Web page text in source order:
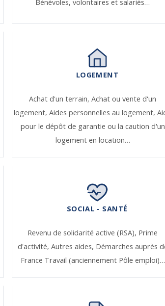
Bénévoles, volontaires et salariés…
LOGEMENT
Achat d'un terrain,Achat ou vente d'un
logement,Aides personnelles au logement,
pour le dépôt de garantie ou la caution d'un
logement en location…
SOCIAL - SANTÉ
Revenu de solidarité active (RSA), Prime
d'activité, Autres aides, Démarches auprès
France Travail (anciennement Pôle emploi)…